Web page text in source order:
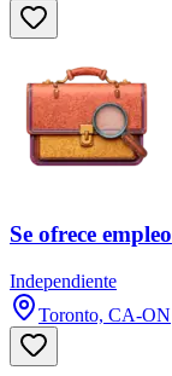
Se ofrece empleo
Independiente
Toronto, CA-ON